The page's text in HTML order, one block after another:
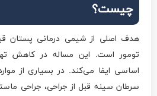
چیست؟
هدف اصلی از شیمی درمانی پستان
تومور است. این مساله در کاهش
اساسی ایفا می‌کند. در بسیاری از
سرطان سینه قبل از جراحی، جراحی